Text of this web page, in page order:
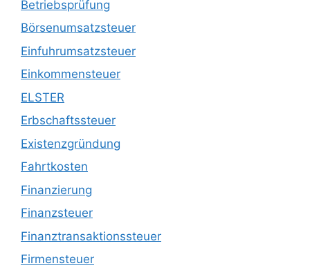
Betriebsprüfung
Börsenumsatzsteuer
Einfuhrumsatzsteuer
Einkommensteuer
ELSTER
Erbschaftssteuer
Existenzgründung
Fahrtkosten
Finanzierung
Finanzsteuer
Finanztransaktionssteuer
Firmensteuer